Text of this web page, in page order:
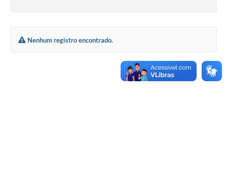
Nenhum registro encontrado.